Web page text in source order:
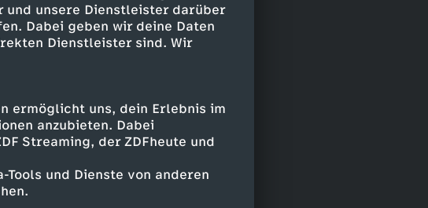
unsere Dienstleister darüber
Dabei geben wir deine Daten
Dienstleister sind. Wir
ermöglicht uns, dein Erlebnis im
anzubieten. Dabei
Streaming, der ZDFheute und
und Dienste von anderen